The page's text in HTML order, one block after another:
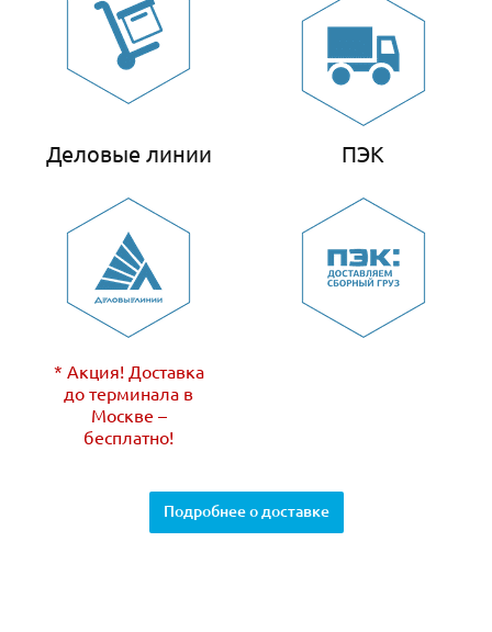
Деловые линии
* Акция! Доставка
до терминала в
Москве –
бесплатно!
ПЭК
Подробнее о доставке